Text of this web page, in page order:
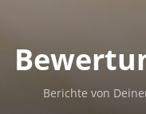
Berichte von